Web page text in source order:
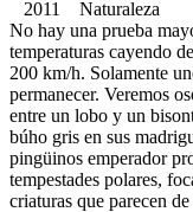
2011 Naturaleza
No hay una prueba
temperaturas cayendo
200 km/h. Solamente
permanecer. Veremos
entre un lobo y un
búho gris en sus
pingüinos emperador
tempestades polares,
criaturas que parecen